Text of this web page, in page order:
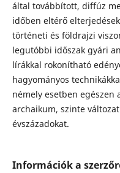
által továbbított, diffúz
időben eltérő
történeti és földrajzi
legutóbbi időszak gyári
lírákkal rokonítható
hagyományos
némely esetben egészen
archaikum, szinte
évszázadokat.
Információk a